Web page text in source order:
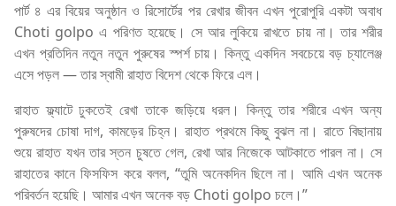
পার্ট ৪ এর বিয়ের অনুষ্ঠান ও রিসোর্টের পর রেখার জীবন এখন পুরোপুরি একটা অবাধ
Choti golpo এ পরিণত হয়েছে। সে আর লুকিয়ে রাখতে চায় না। তার শরীর
এখন প্রতিদিন নতুন নতুন পুরুষের স্পর্শ চায়। কিন্তু একদিন সবচেয়ে বড় চ্যালেঞ্জ
এসে পড়ল — তার স্বামী রাহাত বিদেশ থেকে ফিরে এল।
রাহাত ফ্ল্যাটে ঢুকতেই রেখা তাকে জড়িয়ে ধরল। কিন্তু তার শরীরে এখন অন্য
পুরুষদের চোষা দাগ, কামড়ের চিহ্ন। রাহাত প্রথমে কিছু বুঝল না। রাতে বিছানায়
শুয়ে রাহাত যখন তার স্তন চুষতে গেল, রেখা আর নিজেকে আটকাতে পারল না। সে
রাহাতের কানে ফিসফিস করে বলল, “তুমি অনেকদিন ছিলে না। আমি এখন অনেক
পরিবর্তন হয়েছি। আমার এখন অনেক বড় Choti golpo চলে।”